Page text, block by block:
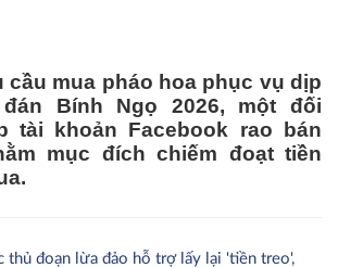
cầu mua pháo hoa phục vụ dịp
Bính Ngọ 2026, một đối
tài khoản Facebook rao bán
mục đích chiếm đoạt tiền
thủ đoạn lừa đảo hỗ trợ lấy lại 'tiền treo',